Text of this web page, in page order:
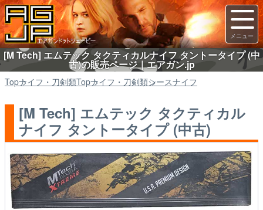
[M Tech] エムテック タクティカルナイフ タントータイプ (中
古)の販売ページ｜エアガン.jp
Topナイフ・刀剣類Topナイフ・刀剣類シースナイフ
[M Tech] エムテック タクティカル
ナイフ タントータイプ (中古)